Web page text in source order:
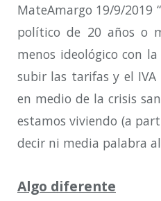
MateAmargo 19/9/2019
político de 20 años o
menos ideológico con
subir las tarifas y el
en medio de la crisis
estamos viviendo (a
decir ni media palabra
Algo diferente